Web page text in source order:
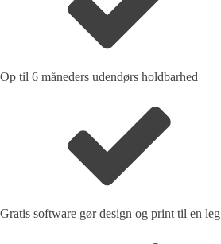
Op til 6 måneders udendørs holdbarhed
Gratis software gør design og print til en leg